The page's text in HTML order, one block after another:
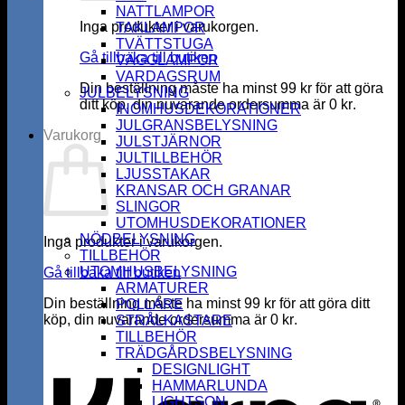
Inga produkter i varukorgen.
Gå tillbaka till butiken
Din beställning måste ha minst99 kr för att göra
ditt köp, din nuvarande ordersumma är 0 kr.
Varukorg
Inga produkter i varukorgen.
Gå tillbaka till butiken
Din beställning måste ha minst99 kr för att göra ditt
köp, din nuvarande ordersumma är 0 kr.
NATTLAMPOR
TAKLAMPOR
TVÄTTSTUGA
VÄGGLAMPOR
VARDAGSRUM
JULBELYSNING
INOMHUSDEKORATIONER
JULGRANSBELYSNING
JULSTJÄRNOR
JULTILLBEHÖR
LJUSSTAKAR
KRANSAR OCH GRANAR
SLINGOR
UTOMHUSDEKORATIONER
NÖDBELYSNING
TILLBEHÖR
UTOMHUSBELYSNING
ARMATURER
POLLARE
STRÅLKASTARE
TILLBEHÖR
TRÄDGÅRDSBELYSNING
DESIGNLIGHT
HAMMARLUNDA
LIGHTSON